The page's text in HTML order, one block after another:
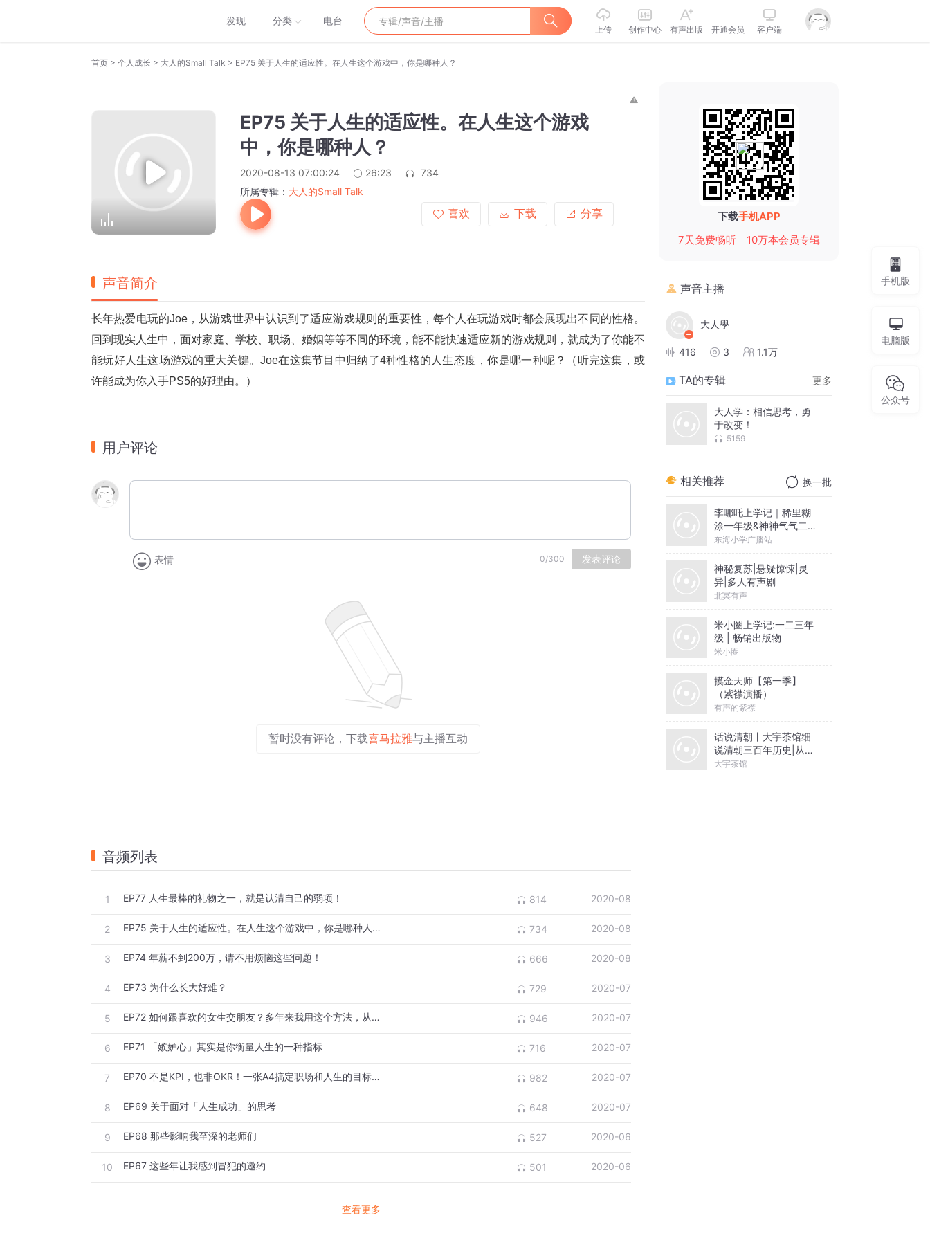
发现 分类 电台
上传 创作中心 有声出版 开通会员 客户端
首页 > 个人成长 > 大人的Small Talk > EP75 关于人生的适应性。在人生这个游戏中，你是哪种人？
EP75 关于人生的适应性。在人生这个游戏
中，你是哪种人？
2020-08-13 07:00:24 26:23
734
所属专辑： 大人的Small Talk
喜欢
下载 分享
声音简介
长年热爱电玩的Joe，从游戏世界中认识到了适应游戏规则的重要性，每个人在玩游戏时都会展现出不同的性格。
回到现实人生中，面对家庭、学校、职场、婚姻等等不同的环境，能不能快速适应新的游戏规则，就成为了你能不
能玩好人生这场游戏的重大关键。Joe在这集节目中归纳了4种性格的人生态度，你是哪一种呢？（听完这集，或
许能成为你入手PS5的好理由。）
用户评论
表情 0/300 发表评论
暂时没有评论，下载喜马拉雅与主播互动
音频列表
1 EP77 人生最棒的礼物之一，就是认清自己的弱项！ 814 2020-08
2 EP75 关于人生的适应性。在人生这个游戏中，你是哪种人？ 734 2020-08
3 EP74 年薪不到200万，请不用烦恼这些问题！ 666 2020-08
4 EP73 为什么长大好难？ 729 2020-07
5 EP72 如何跟喜欢的女生交朋友？多年来我用这个方法，从来没失败过！ 946 2020-07
6 EP71 「嫉妒心」其实是你衡量人生的一种指标 716 2020-07
7 EP70 不是KPI，也非OKR！一张A4搞定职场和人生的目标管理法｜管理顾问 张敏敏 访谈 982 2020-07
8 EP69 关于面对「人生成功」的思考 648 2020-07
9 EP68 那些影响我至深的老师们 527 2020-06
10 EP67 这些年让我感到冒犯的邀约 501 2020-06
查看更多
下载手机APP
7天免费畅听
10万本会员专辑
声音主播
大人學
416 3 1.1万
TA的专辑 更多
大人学：相信思考，勇
于改变！
5159
相关推荐 换一批
李哪吒上学记｜稀里糊
涂一年级&神神气气二年
级
东海小学广播站
神秘复苏|悬疑惊悚|灵
异|多人有声剧
北冥有声
米小圈上学记:一二三年
级 | 畅销出版物
米小圈
摸金天师【第一季】
（紫襟演播）
有声的紫襟
话说清朝丨大宇茶馆细
说清朝三百年历史|从努
尔哈赤到末代皇帝溥仪|
大宇茶馆
手机版
电脑版
公众号